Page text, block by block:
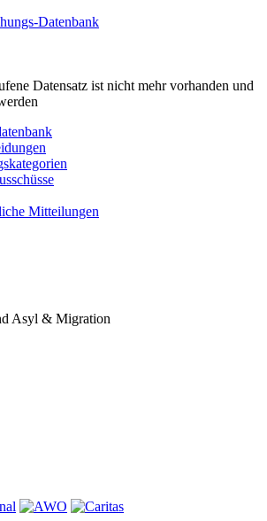
Datenbank
Datensatz ist nicht mehr vorhanden und
Mitteilungen
Asyl & Migration